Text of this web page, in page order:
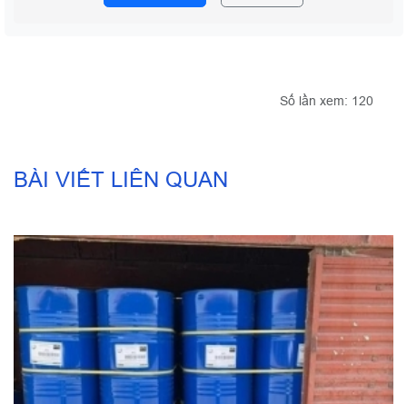
Số lần xem: 120
BÀI VIẾT LIÊN QUAN